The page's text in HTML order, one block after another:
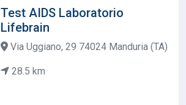
Test AIDS Laboratorio
Lifebrain
Via Uggiano, 29 74024 Manduria (TA)
28.5 km